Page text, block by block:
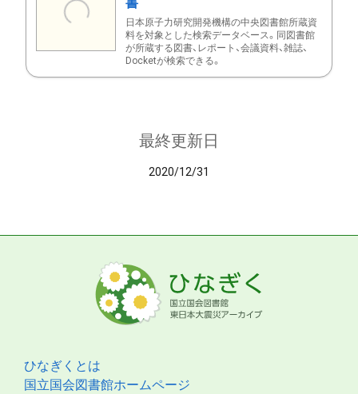
日本原子力研究開発機構の中央図書館所蔵資
料を対象とした検索データベース。同図書館
が所蔵する図書、レポート、会議資料、雑誌、
Docketが検索できる。
最終更新日
2020/12/31
ひなぎくとは
国立国会図書館ホームページ